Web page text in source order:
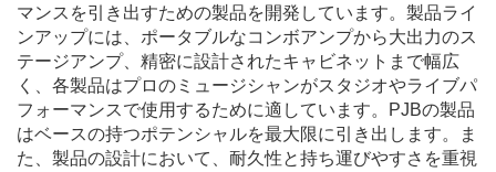
マンスを引き出すための製品を開発しています。製品ライ
ンアップには、ポータブルなコンボアンプから大出力のス
テージアンプ、精密に設計されたキャビネットまで幅広
く、各製品はプロのミュージシャンがスタジオやライブパ
フォーマンスで使用するために適しています。PJBの製品
はベースの持つポテンシャルを最大限に引き出します。ま
た、製品の設計において、耐久性と持ち運びやすさを重視